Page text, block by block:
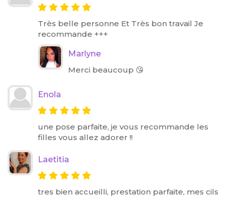
Très belle personne Et Très bon travail Je
recommande +++
Marlyne
Merci beaucoup 😘
Enola
une pose parfaite, je vous recommande les
filles vous allez adorer !!
Laetitia
tres bien accueilli, prestation parfaite, mes cils